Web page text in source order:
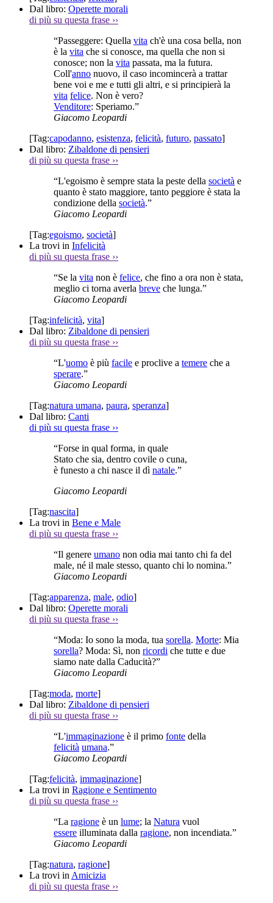
Dal libro: Operette morali
di più su questa frase ››
“Passeggere: Quella vita ch'è una cosa bella, non
è la vita che si conosce, ma quella che non si
conosce; non la vita passata, ma la futura.
Coll'anno nuovo, il caso incomincerà a trattar
bene voi e me e tutti gli altri, e si principierà la
vita felice. Non è vero?
Venditore: Speriamo.”
Giacomo Leopardi
[Tag:capodanno, esistenza, felicità, futuro, passato]
Dal libro: Zibaldone di pensieri
di più su questa frase ››
“L'egoismo è sempre stata la peste della società e
quanto è stato maggiore, tanto peggiore è stata la
condizione della società.”
Giacomo Leopardi
[Tag:egoismo, società]
La trovi in Infelicità
di più su questa frase ››
“Se la vita non è felice, che fino a ora non è stata,
meglio ci torna averla breve che lunga.”
Giacomo Leopardi
[Tag:infelicità, vita]
Dal libro: Zibaldone di pensieri
di più su questa frase ››
“L'uomo è più facile e proclive a temere che a
sperare.”
Giacomo Leopardi
[Tag:natura umana, paura, speranza]
Dal libro: Canti
di più su questa frase ››
“Forse in qual forma, in quale
Stato che sia, dentro covile o cuna,
è funesto a chi nasce il dì natale.”
Giacomo Leopardi
[Tag:nascita]
La trovi in Bene e Male
di più su questa frase ››
“Il genere umano non odia mai tanto chi fa del
male, né il male stesso, quanto chi lo nomina.”
Giacomo Leopardi
[Tag:apparenza, male, odio]
Dal libro: Operette morali
di più su questa frase ››
“Moda: Io sono la moda, tua sorella. Morte: Mia
sorella? Moda: Sì, non ricordi che tutte e due
siamo nate dalla Caducità?”
Giacomo Leopardi
[Tag:moda, morte]
Dal libro: Zibaldone di pensieri
di più su questa frase ››
“L'immaginazione è il primo fonte della
felicità umana.”
Giacomo Leopardi
[Tag:felicità, immaginazione]
La trovi in Ragione e Sentimento
di più su questa frase ››
“La ragione è un lume; la Natura vuol
essere illuminata dalla ragione, non incendiata.”
Giacomo Leopardi
[Tag:natura, ragione]
La trovi in Amicizia
di più su questa frase ››